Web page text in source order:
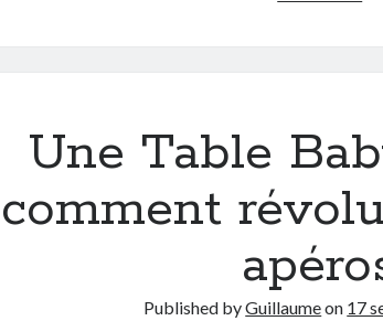
va
!
By
Une Table
comment
Published byGuillaumeon 17